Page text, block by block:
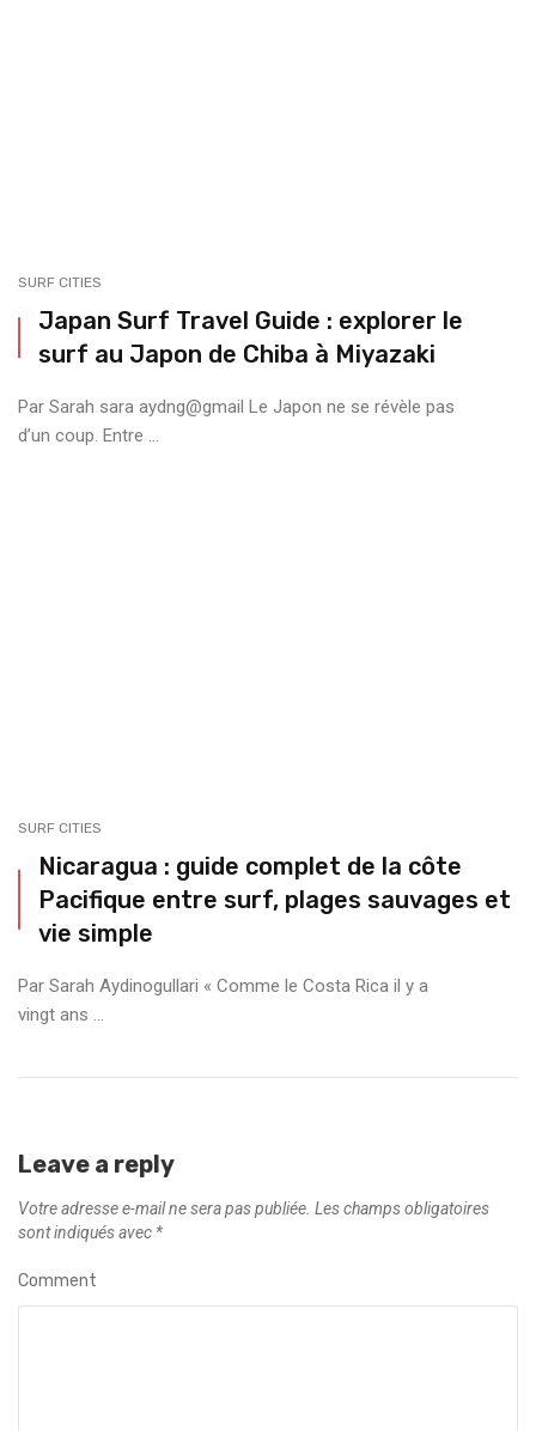
SURF CITIES
Japan Surf Travel Guide : explorer le
surf au Japon de ⁠Chiba à ⁠Miyazaki
Par Sarah sara aydng@gmail Le Japon ne se révèle pas
d’un coup. Entre ...
SURF CITIES
Nicaragua : guide complet de la côte
Pacifique entre surf, plages sauvages et
vie simple
Par Sarah Aydinogullari « Comme le Costa Rica il y a
vingt ans ...
Leave a reply
Votre adresse e-mail ne sera pas publiée. Les champs obligatoires
sont indiqués avec *
Comment